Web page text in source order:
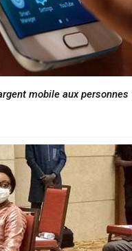
mobile aux